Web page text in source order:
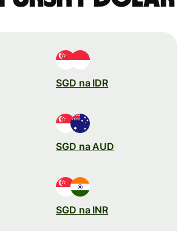
SGD na IDR
SGD na AUD
SGD na INR